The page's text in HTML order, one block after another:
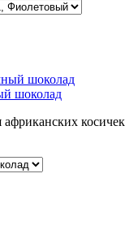
шоколад
косичек